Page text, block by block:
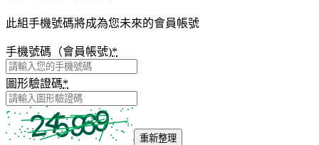
此組手機號碼將成為您未來的會員帳號
手機號碼（會員帳號)*
圖形驗證碼*
重新整理